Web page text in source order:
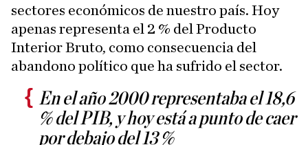
sectores económicos de nuestro país. Hoy
apenas representa el 2 % del Producto
Interior Bruto, como consecuencia del
abandono político que ha sufrido el sector.
En el año 2000 representaba el 18,6
% del PIB, y hoy está a punto de caer
por debajo del 13 %